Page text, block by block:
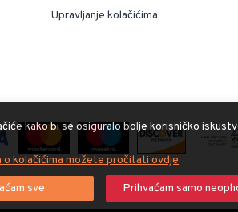
Upravljanje kolačićima
kako bi se osiguralo bolje korisničko
o kolačićima možete pročitati ovdje
sve Prihvaćam samo